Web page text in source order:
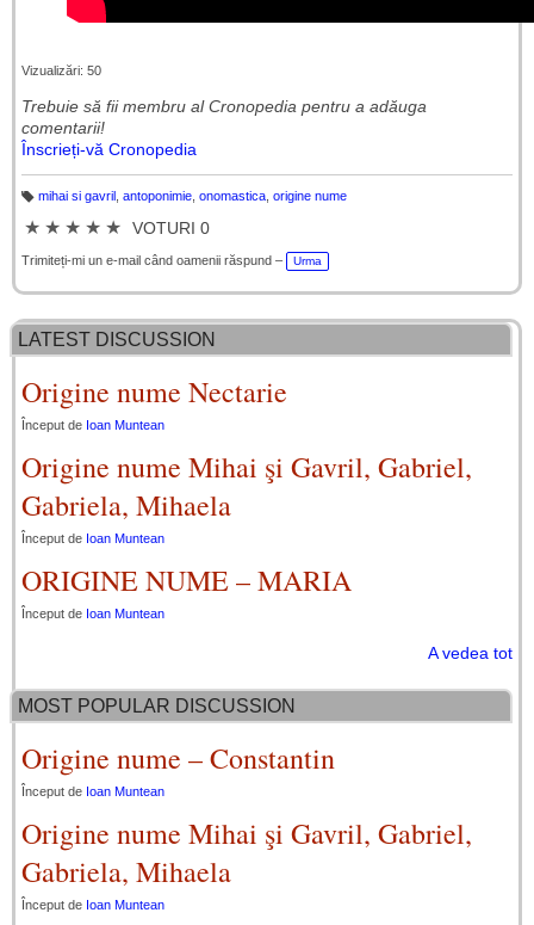
Vizualizări: 50
Trebuie să fii membru al Cronopedia ​​pentru a adăuga
comentarii!
Înscrieți-vă Cronopedia
h
e
mihai si gavril antoponimie, onomastica, origine nume
★ ★ ★ ★ ★ VOTURI 0
Trimiteți-mi un e-mail când oamenii răspund – Urma
LATEST DISCUSSION
Origine nume Nectarie
Început de Ioan Muntean
Origine nume Mihai şi Gavril, Gabriel,
Gabriela, Mihaela
Început de Ioan Muntean
ORIGINE NUME – MARIA
Început de Ioan Muntean
A vedea tot
MOST POPULAR DISCUSSION
Origine nume – Constantin
Început de Ioan Muntean
Origine nume Mihai şi Gavril, Gabriel,
Gabriela, Mihaela
Început de Ioan Muntean